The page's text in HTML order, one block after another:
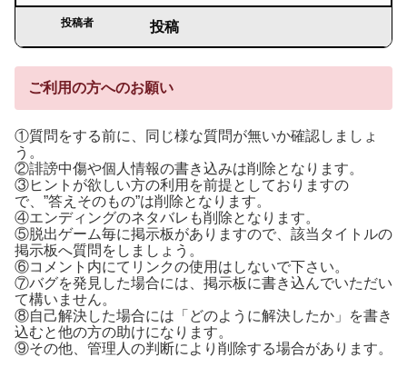
投稿者 投稿
ご利用の方へのお願い
①質問をする前に、同じ様な質問が無いか確認しましょ
う。
②誹謗中傷や個人情報の書き込みは削除となります。
③ヒントが欲しい方の利用を前提としておりますの
で、”答えそのもの”は削除となります。
④エンディングのネタバレも削除となります。
⑤脱出ゲーム毎に掲示板がありますので、該当タイトルの
掲示板へ質問をしましょう。
⑥コメント内にてリンクの使用はしないで下さい。
⑦バグを発見した場合には、掲示板に書き込んでいただい
て構いません。
⑧自己解決した場合には「どのように解決したか」を書き
込むと他の方の助けになります。
⑨その他、管理人の判断により削除する場合があります。